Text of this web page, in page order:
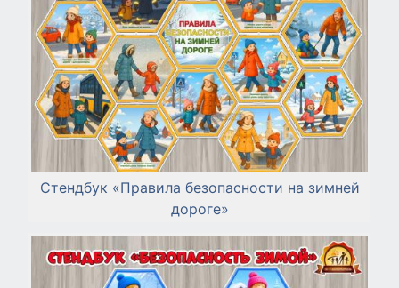
Стендбук «Правила безопасности на зимней
дороге»